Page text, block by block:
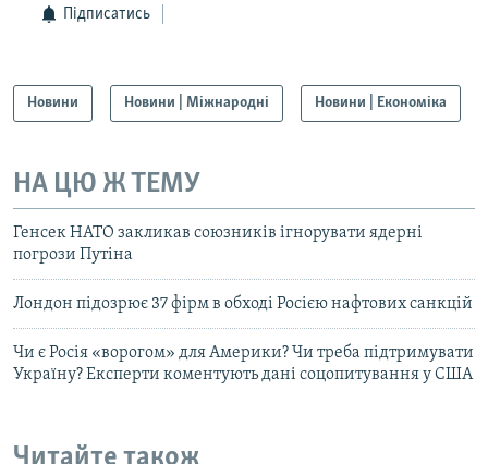
Підписатись
Новини Новини | Міжнародні Новини | Економіка
НА ЦЮ Ж ТЕМУ
Генсек НАТО закликав союзників ігнорувати ядерні
погрози Путіна
Лондон підозрює 37 фірм в обході Росією нафтових санкцій
Чи є Росія «ворогом» для Америки? Чи треба підтримувати
Україну? Експерти коментують дані соцопитування у США
Читайте також